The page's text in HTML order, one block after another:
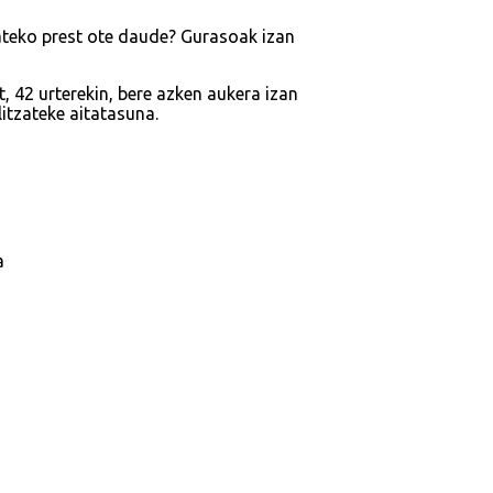
prest ote daude? Gurasoak izan
urterekin, bere azken aukera izan
aitatasuna.